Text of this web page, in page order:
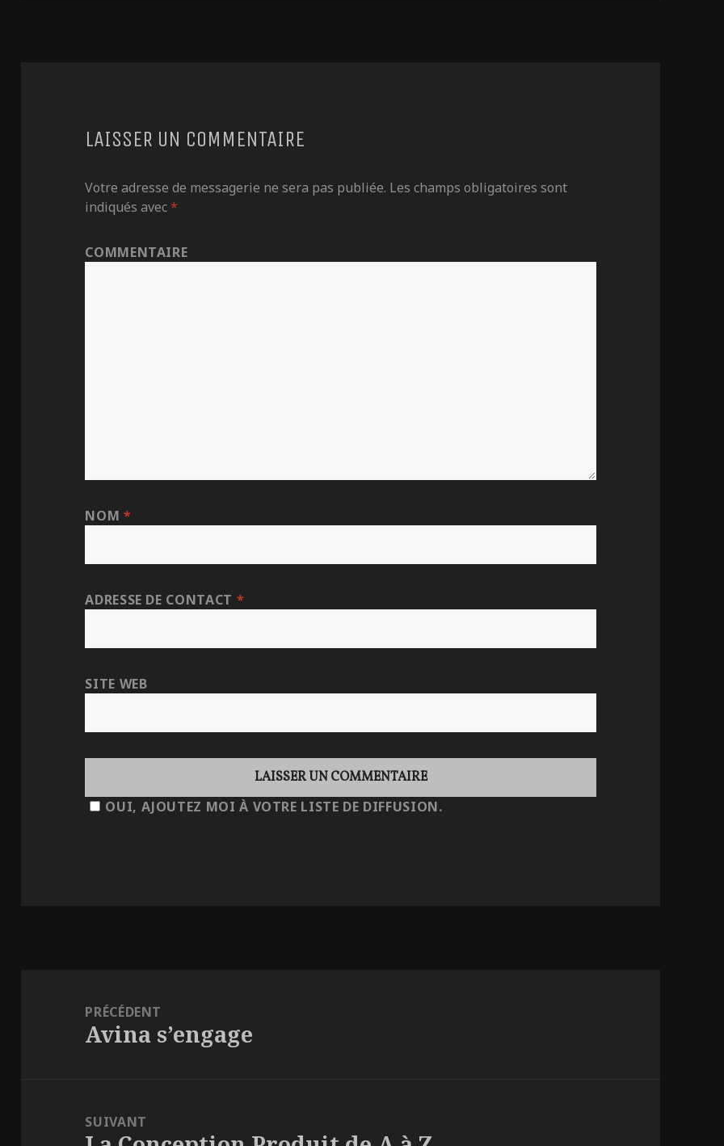
LAISSER UN COMMENTAIRE
Votre adresse de messagerie ne sera pas publiée. Les champs obligatoires sont
indiqués avec*
COMMENTAIRE
NOM *
ADRESSE DE CONTACT *
SITE WEB
OUI, AJOUTEZ MOI À VOTRE LISTE DE DIFFUSION.
PRÉCÉDENT
Article
Avina s’engage
SUIVANT